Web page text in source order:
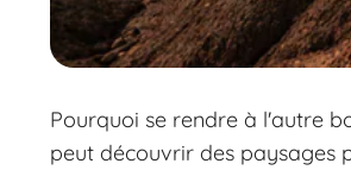
Pourquoi se rendre à l'autre
peut découvrir des paysages